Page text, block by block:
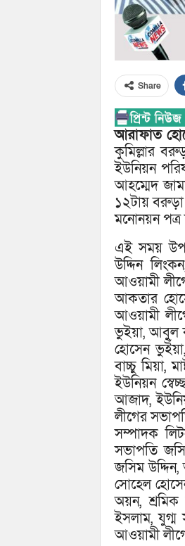
Share
আরাফাত
কুমিল্লার
ইউনিয়ন
আহম্মেদ
১২টায় বরুড়া
মনোনয়ন পত্র
এই সময়
উদ্দিন
আওয়ামী
আকতার
আওয়ামী
ভুইয়া, আবুল
হোসেন
বাচ্চু মিয়া,
ইউনিয়ন
আজাদ,
লীগের
সম্পাদক
সভাপতি
জসিম
সোহেল
অয়ন,
ইসলাম, যুগ্ম
আওয়ামী